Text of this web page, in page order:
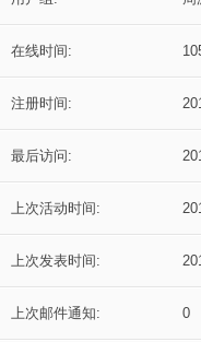
在线时间:
注册时间:
最后访问:
上次活动时间:
上次发表时间:
上次邮件通知: 0